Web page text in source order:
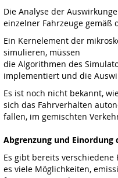
Die Analyse der
einzelner Fahrzeuge gemäß
Ein Kernelement der
simulieren, müssen
die Algorithmen des
implementiert und die
Es ist noch nicht bekannt,
sich das Fahrverhalten
fallen, im gemischten
Abgrenzung und
Es gibt bereits
es viele Möglichkeiten,